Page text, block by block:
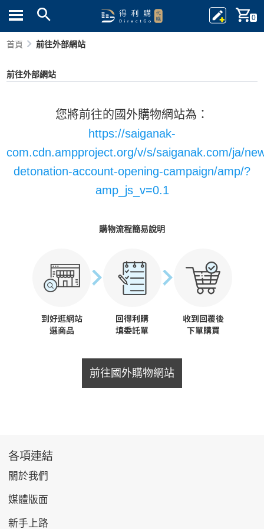
0
首頁 前往外部網站
前往外部網站
您將前往的國外購物網站為：
https://saiganak-
com.cdn.ampproject.org/v/s/saiganak.com/ja/
detonation-account-opening-campaign/amp/?
amp_js_v=0.1
購物流程簡易說明
前往國外購物網站
各項連結
關於我們
媒體版面
新手上路